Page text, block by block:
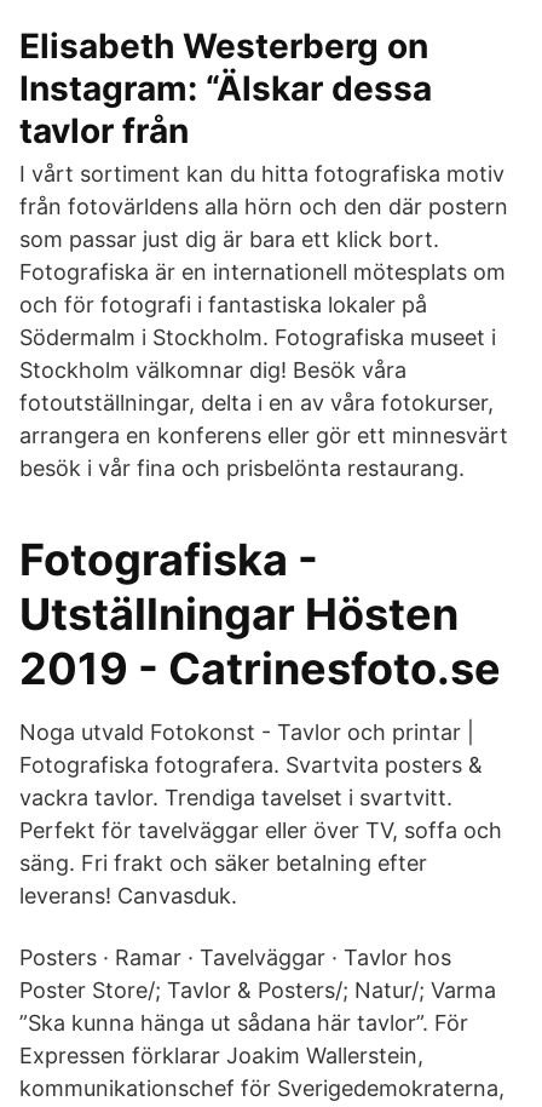
Elisabeth Westerberg on
Instagram: “Älskar dessa
tavlor från
I vårt sortiment kan du hitta fotografiska motiv
från fotovärldens alla hörn och den där postern
som passar just dig är bara ett klick bort.
Fotografiska är en internationell mötesplats om
och för fotografi i fantastiska lokaler på
Södermalm i Stockholm. Fotografiska museet i
Stockholm välkomnar dig! Besök våra
fotoutställningar, delta i en av våra fotokurser,
arrangera en konferens eller gör ett minnesvärt
besök i vår fina och prisbelönta restaurang.
Fotografiska -
Utställningar Hösten
2019 - Catrinesfoto.se
Noga utvald Fotokonst - Tavlor och printar |
Fotografiska fotografera. Svartvita posters &
vackra tavlor. Trendiga tavelset i svartvitt.
Perfekt för tavelväggar eller över TV, soffa och
säng. Fri frakt och säker betalning efter
leverans! Canvasduk.
Posters · Ramar · Tavelväggar · Tavlor hos
Poster Store/; Tavlor & Posters/; Natur/; Varma
”Ska kunna hänga ut sådana här tavlor”. För
Expressen förklarar Joakim Wallerstein,
kommunikationschef för Sverigedemokraterna,